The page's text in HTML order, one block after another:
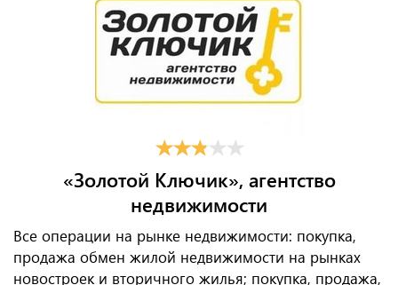
«Золотой Ключик», агентство
недвижимости
Все операции на рынке недвижимости: покупка,
продажа обмен жилой недвижимости на рынках
новостроек и вторичного жилья; покупка, продажа,